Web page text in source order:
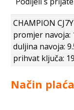
CHAMPION
promjer navoja:
duljina navoja:
prihvat ključa:
Način